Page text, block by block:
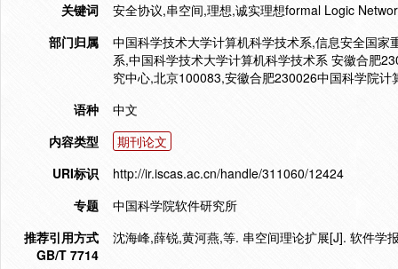
关键词
安全协议,串空间,理想,诚实理想formal Logic
部门归属
中国科学技术大学计算机科学技术系,信息安全国
系,中国科学技术大学计算机科学技术系 安徽合肥
究中心,北京100083,安徽合肥230026中国科学院
语种
中文
内容类型
期刊论文
URI标识
http://ir.iscas.ac.cn/handle/311060/12424
专题
中国科学院软件研究所
推荐引用方式
GB/T 7714
沈海峰,薛锐,黄河燕,等. 串空间理论扩展[J]. 软件学